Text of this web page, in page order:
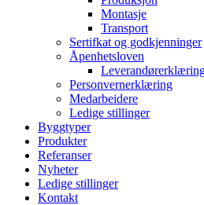
Montasje
Transport
Sertifkat og godkjenninger
Åpenhetsloven
Personvernerklæring
Medarbeidere
Ledige stillinger
Byggtyper
Produkter
Referanser
Nyheter
Ledige stillinger
Kontakt